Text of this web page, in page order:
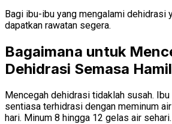
Bagi ibu-ibu yang mengalami dehidrasi
dapatkan rawatan segera.
Bagaimana untuk
Dehidrasi Semasa
Mencegah dehidrasi tidaklah susah. Ibu
sentiasa terhidrasi dengan meminum
hari. Minum 8 hingga 12 gelas air sehari.